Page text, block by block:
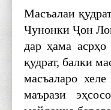
Масъалаи
Чунонки Ҷон
дар ҳама асрҳо
қудрат, балки
масъаларо
маърази